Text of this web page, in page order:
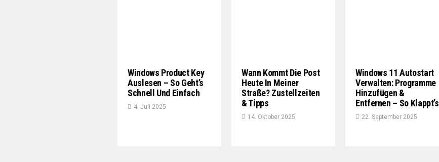
Windows Product Key
Auslesen – So Geht’s
Schnell Und Einfach
4. Juli 2025
Wann Kommt Die Post
Heute In Meiner
Straße? Zustellzeiten
& Tipps
14. Oktober 2025
Windows 11 Autostart
Verwalten: Programme
Hinzufügen &
Entfernen – So Klappt’s
22. September 2025